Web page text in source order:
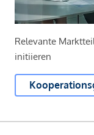
Relevante
initiieren